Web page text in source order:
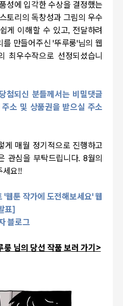
성에 입각한 수상을 결정했는
토리의 독창성과 그림의 우수
게 이해할 수 있고, 전달하려
만들어주신 '뚜루룽'님의 웹
최우수작으로 선정되셨습니
첨되신 분들께서는 비밀댓글
소 및 상품권을 받으실 주소
게 매월 정기적으로 진행하고
관심을 부탁드립니다. 8월의
세요!!
'웹툰 작가에 도전해보세요' 웹
표]
블로그
룽 님의 당선 작품 보러 가기>